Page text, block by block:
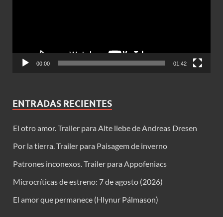
00:00 01:42
ENTRADAS RECIENTES
El otro amor. Trailer para Alte liebe de Andreas Dresen
Por la tierra. Trailer para Paisagem de inverno
Patrones inconexos. Trailer para Appofeniacs
Microcríticas de estreno: 7 de agosto (2026)
El amor que permanece (Hlynur Pálmason)